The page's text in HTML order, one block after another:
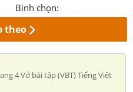
Bình chọn:
theo
4 Vở bài tập (VBT) Tiếng Việt